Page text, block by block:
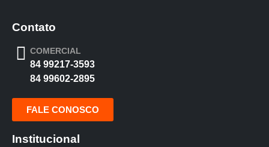
Contato
COMERCIAL
84 99217-3593
84 99602-2895
FALE CONOSCO
Institucional